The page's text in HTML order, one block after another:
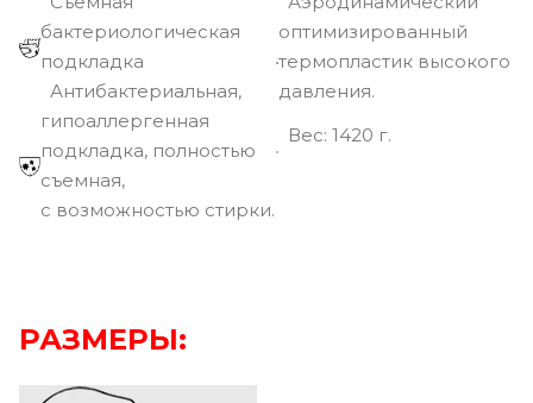
бактериологическая
подкладка
Антибактериальная,
гипоаллергенная
подкладка, полностью
съемная,
с возможностью стирки.
оптимизированный
термопластик высокого
давления.
Вec: 1420 г.
РАЗМЕРЫ: